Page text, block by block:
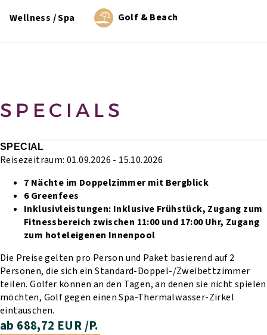
Wellness / Spa Golf & Beach
SPECIALS
SPECIAL
Reisezeitraum: 01.09.2026 - 15.10.2026
7 Nächte im Doppelzimmer mit Bergblick
6 Greenfees
Inklusivleistungen: Inklusive Frühstück, Zugang zum
Fitnessbereich zwischen 11:00 und 17:00 Uhr, Zugang
zum hoteleigenen Innenpool
Die Preise gelten pro Person und Paket basierend auf 2
Personen, die sich ein Standard-Doppel-/Zweibettzimmer
teilen. Golfer können an den Tagen, an denen sie nicht spielen
möchten, Golf gegen einen Spa-Thermalwasser-Zirkel
eintauschen.
ab 688,72 EUR /P.